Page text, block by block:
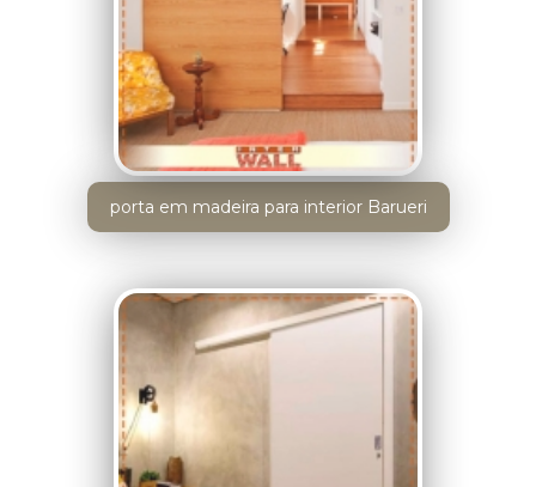
porta em madeira para interior Barueri